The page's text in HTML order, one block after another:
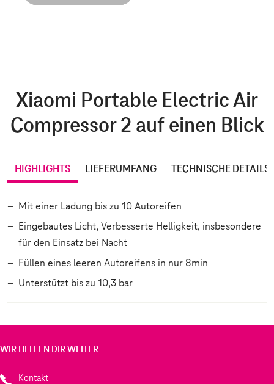
Xiaomi Portable Electric Air
Compressor 2 auf einen Blick
HIGHLIGHTS LIEFERUMFANG TECHNISCHE DETAILS
Mit einer Ladung bis zu 10 Autoreifen
Eingebautes Licht, Verbesserte Helligkeit, insbesondere
für den Einsatz bei Nacht
Füllen eines leeren Autoreifens in nur 8min
Unterstützt bis zu 10,3 bar
WIR HELFEN DIR WEITER
Kontakt